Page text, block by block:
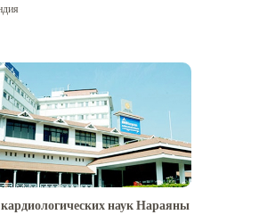
наук Нараяны